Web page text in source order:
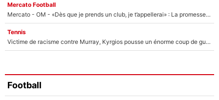
Mercato Football
Mercato - OM - «Dès que je prends un club, je t’appellerai» : La promesse de Marcelino au moment de claquer la porte
Tennis
Victime de racisme contre Murray, Kyrgios pousse un énorme coup de gueule !
Football